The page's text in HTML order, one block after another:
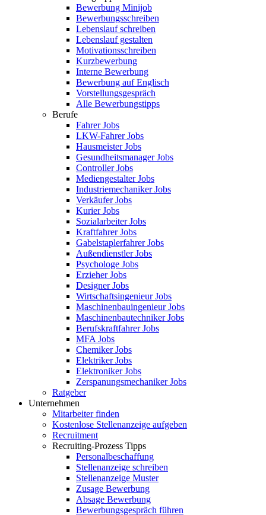
Bewerbung Minijob
Bewerbungsschreiben
Lebenslauf schreiben
Lebenslauf gestalten
Motivationsschreiben
Kurzbewerbung
Interne Bewerbung
Bewerbung auf Englisch
Vorstellungsgespräch
Alle Bewerbungstipps
Berufe
Fahrer Jobs
LKW-Fahrer Jobs
Hausmeister Jobs
Gesundheitsmanager Jobs
Controller Jobs
Mediengestalter Jobs
Industriemechaniker Jobs
Verkäufer Jobs
Kurier Jobs
Sozialarbeiter Jobs
Kraftfahrer Jobs
Gabelstaplerfahrer Jobs
Außendienstler Jobs
Psychologe Jobs
Erzieher Jobs
Designer Jobs
Wirtschaftsingenieur Jobs
Maschinenbauingenieur Jobs
Maschinenbautechniker Jobs
Berufskraftfahrer Jobs
MFA Jobs
Chemiker Jobs
Elektriker Jobs
Elektroniker Jobs
Zerspanungsmechaniker Jobs
Ratgeber
Unternehmen
Mitarbeiter finden
Kostenlose Stellenanzeige aufgeben
Recruitment
Recruiting-Prozess Tipps
Personalbeschaffung
Stellenanzeige schreiben
Stellenanzeige Muster
Zusage Bewerbung
Absage Bewerbung
Bewerbungsgespräch führen